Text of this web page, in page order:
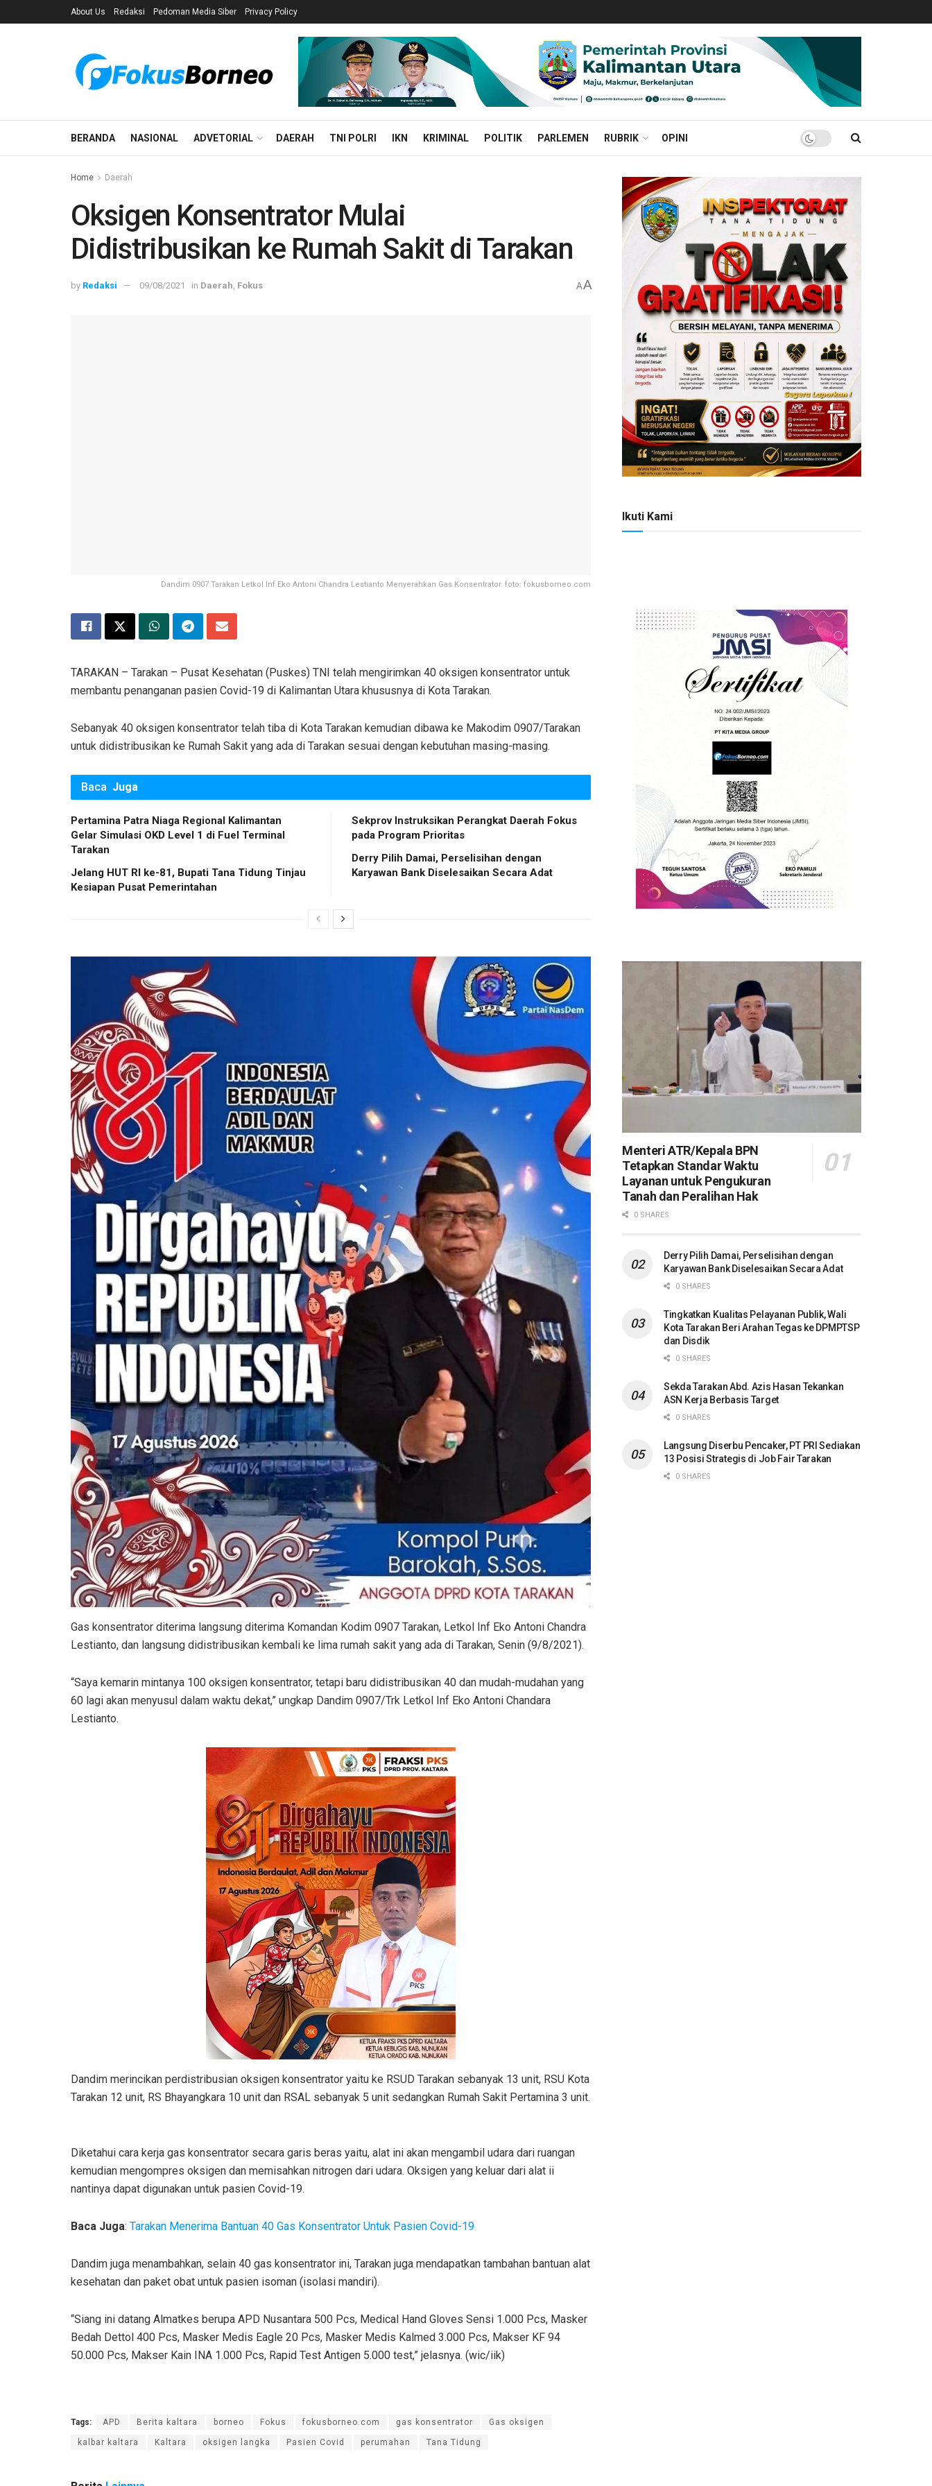
About Us Redaksi Pedoman Media Siber Privacy Policy
BERANDA NASIONAL ADVETORIAL DAERAH TNI POLRI IKN KRIMINAL POLITIK PARLEMEN RUBRIK OPINI
Home Daerah
Oksigen Konsentrator Mulai
Didistribusikan ke Rumah Sakit di Tarakan
by Redaksi 09/08/2021 in Daerah Fokus AA
Dandim 0907 Tarakan Letkol Inf Eko Antoni Chandra Lestianto Menyerahkan Gas Konsentrator. foto: fokusborneo.com
TARAKAN – Tarakan – Pusat Kesehatan (Puskes) TNI telah mengirimkan 40 oksigen konsentrator untuk
membantu penanganan pasien Covid-19 di Kalimantan Utara khususnya di Kota Tarakan.
Sebanyak 40 oksigen konsentrator telah tiba di Kota Tarakan kemudian dibawa ke Makodim 0907/Tarakan
untuk didistribusikan ke Rumah Sakit yang ada di Tarakan sesuai dengan kebutuhan masing-masing.
Baca Juga
Pertamina Patra Niaga Regional Kalimantan
Gelar Simulasi OKD Level 1 di Fuel Terminal
Tarakan
Jelang HUT RI ke-81, Bupati Tana Tidung Tinjau
Kesiapan Pusat Pemerintahan
Sekprov Instruksikan Perangkat Daerah Fokus
pada Program Prioritas
Derry Pilih Damai, Perselisihan dengan
Karyawan Bank Diselesaikan Secara Adat
Gas konsentrator diterima langsung diterima Komandan Kodim 0907 Tarakan, Letkol Inf Eko Antoni Chandra
Lestianto, dan langsung didistribusikan kembali ke lima rumah sakit yang ada di Tarakan, Senin (9/8/2021).
“Saya kemarin mintanya 100 oksigen konsentrator, tetapi baru didistribusikan 40 dan mudah-mudahan yang
60 lagi akan menyusul dalam waktu dekat,” ungkap Dandim 0907/Trk Letkol Inf Eko Antoni Chandara
Lestianto.
Dandim merincikan perdistribusian oksigen konsentrator yaitu ke RSUD Tarakan sebanyak 13 unit, RSU Kota
Tarakan 12 unit, RS Bhayangkara 10 unit dan RSAL sebanyak 5 unit sedangkan Rumah Sakit Pertamina 3 unit.
Diketahui cara kerja gas konsentrator secara garis beras yaitu, alat ini akan mengambil udara dari ruangan
kemudian mengompres oksigen dan memisahkan nitrogen dari udara. Oksigen yang keluar dari alat ii
nantinya dapat digunakan untuk pasien Covid-19.
Baca Juga: Tarakan Menerima Bantuan 40 Gas Konsentrator Untuk Pasien Covid-19
Dandim juga menambahkan, selain 40 gas konsentrator ini, Tarakan juga mendapatkan tambahan bantuan alat
kesehatan dan paket obat untuk pasien isoman (isolasi mandiri).
“Siang ini datang Almatkes berupa APD Nusantara 500 Pcs, Medical Hand Gloves Sensi 1.000 Pcs, Masker
Bedah Dettol 400 Pcs, Masker Medis Eagle 20 Pcs, Masker Medis Kalmed 3.000 Pcs, Makser KF 94
50.000 Pcs, Makser Kain INA 1.000 Pcs, Rapid Test Antigen 5.000 test,” jelasnya. (wic/iik)
Tags: APD Berita kaltara borneo Fokus fokusborneo.com gas konsentrator Gas oksigen
kalbar kaltara Kaltara oksigen langka Pasien Covid perumahan Tana Tidung
Ikuti Kami
Menteri ATR/Kepala BPN
Tetapkan Standar Waktu
Layanan untuk Pengukuran
Tanah dan Peralihan Hak
0 SHARES
Derry Pilih Damai, Perselisihan dengan
Karyawan Bank Diselesaikan Secara Adat
0 SHARES
Tingkatkan Kualitas Pelayanan Publik, Wali
Kota Tarakan Beri Arahan Tegas ke DPMPTSP
dan Disdik
0 SHARES
Sekda Tarakan Abd. Azis Hasan Tekankan
ASN Kerja Berbasis Target
0 SHARES
Langsung Diserbu Pencaker, PT PRI Sediakan
13 Posisi Strategis di Job Fair Tarakan
0 SHARES